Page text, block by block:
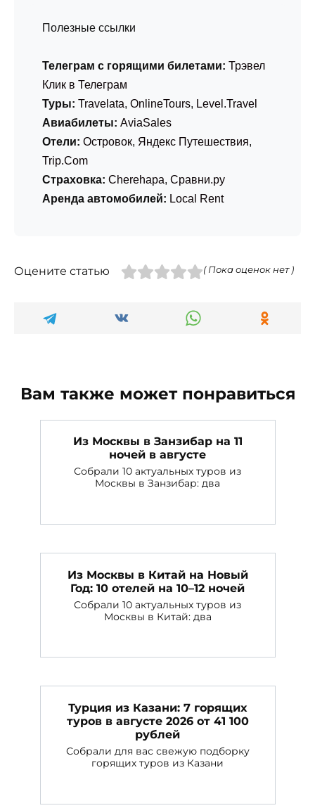
Полезные ссылки
Телеграм с горящими билетами: Трэвел
Клик в Телеграм
Туры: Travelata, OnlineTours, Level.Travel
Авиабилеты: AviaSales
Отели: Островок, Яндекс Путешествия,
Trip.Com
Страховка: Cherehapa, Сравни.ру
Аренда автомобилей: Local Rent
Оцените статью ( Пока оценок нет )
Вам также может понравиться
Из Москвы в Занзибар на 11
ночей в августе
Собрали 10 актуальных туров из
Москвы в Занзибар: два
Из Москвы в Китай на Новый
Год: 10 отелей на 10–12 ночей
Собрали 10 актуальных туров из
Москвы в Китай: два
Турция из Казани: 7 горящих
туров в августе 2026 от 41 100
рублей
Собрали для вас свежую подборку
горящих туров из Казани